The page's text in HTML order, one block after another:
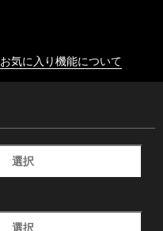
お気に入り機能について
選択
選択